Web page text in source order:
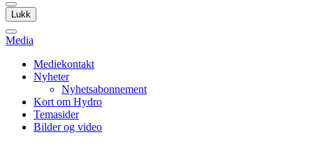
Lukk
Media
Mediekontakt
Nyheter
Nyhetsabonnement
Kort om Hydro
Temasider
Bilder og video